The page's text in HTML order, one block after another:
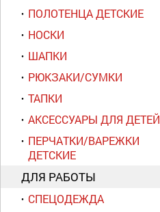
ПОЛОТЕНЦА ДЕТСКИЕ
НОСКИ
ШАПКИ
РЮКЗАКИ/СУМКИ
ТАПКИ
АКСЕССУАРЫ ДЛЯ ДЕТЕЙ
ПЕРЧАТКИ/ВАРЕЖКИ
ДЕТСКИЕ
ДЛЯ РАБОТЫ
СПЕЦОДЕЖДА